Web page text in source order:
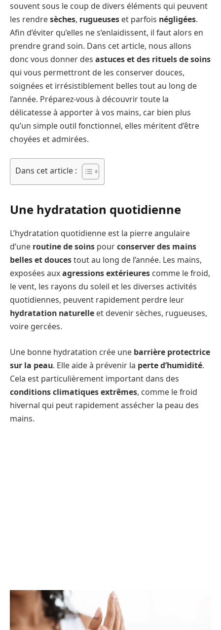
souvent sous le coup de divers éléments qui peuvent
les rendresèches, rugueuses et parfois négligées.
Afin d’éviter qu’elles ne s’enlaidissent, il faut alors en
prendre grand soin. Dans cet article, nous allons
donc vous donner des astuces et des rituels de soins
qui vous permettront de les conserver douces,
soignées et irrésistiblement belles tout au long de
l’année. Préparez-vous à découvrir toute la
délicatesse à apporter à vos mains, car bien plus
qu’un simple outil fonctionnel, elles méritent d’être
choyées et admirées.
Dans cet article :
Une hydratation quotidienne
L’hydratation quotidienne est la pierre angulaire
d’une routine de soins pourconserver des mains
belles et doucestout au long de l’année. Les mains,
exposées auxagressions extérieures comme le froid,
le vent, les rayons du soleil et les diverses activités
quotidiennes, peuvent rapidement perdre leur
hydratation naturelle et devenir sèches, rugueuses,
voire gercées.
Une bonne hydratation crée une barrière protectrice
sur la peau. Elle aide à prévenir la perte d’humidité.
Cela est particulièrement important dans des
conditions climatiques extrêmes, comme le froid
hivernal qui peut rapidement assécher la peau des
mains.